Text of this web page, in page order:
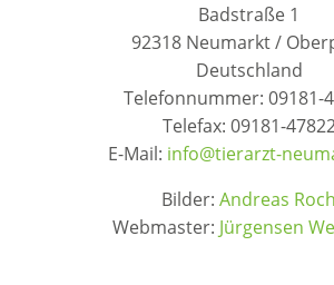
Badstraße 1
92318 Neumarkt /
Deutschland
Telefonnummer: 09181-
Telefax: 09181-
E-Mail: info@tierarzt-
Bilder:Andreas Roch
Webmaster: Jürgensen